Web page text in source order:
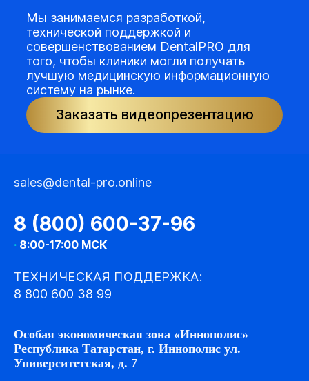
Мы занимаемся разработкой,
технической поддержкой и
совершенствованием DentalPRO для
того, чтобы клиники могли получать
лучшую медицинскую информационную
систему на рынке.
Заказать видеопрезентацию
sales@dental-pro.online
8 (800) 600-37-96
· 8:00-17:00 МСК
ТЕХНИЧЕСКАЯ ПОДДЕРЖКА:
8 800 600 38 99
Особая экономическая зона «Иннополис»
Республика Татарстан, г. Иннополис ул.
Университетская, д. 7